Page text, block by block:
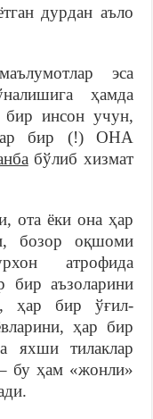
дурдан аъло
эса
ҳамда
бир инсон учун,
бир (!) ОНА
бўлиб хизмат
ота ёки она ҳар
бозор оқшоми
атрофида
бир аъзоларини
ҳар бир ўғил-
ҳар бир
яхши тилаклар
бу ҳам «жонли»